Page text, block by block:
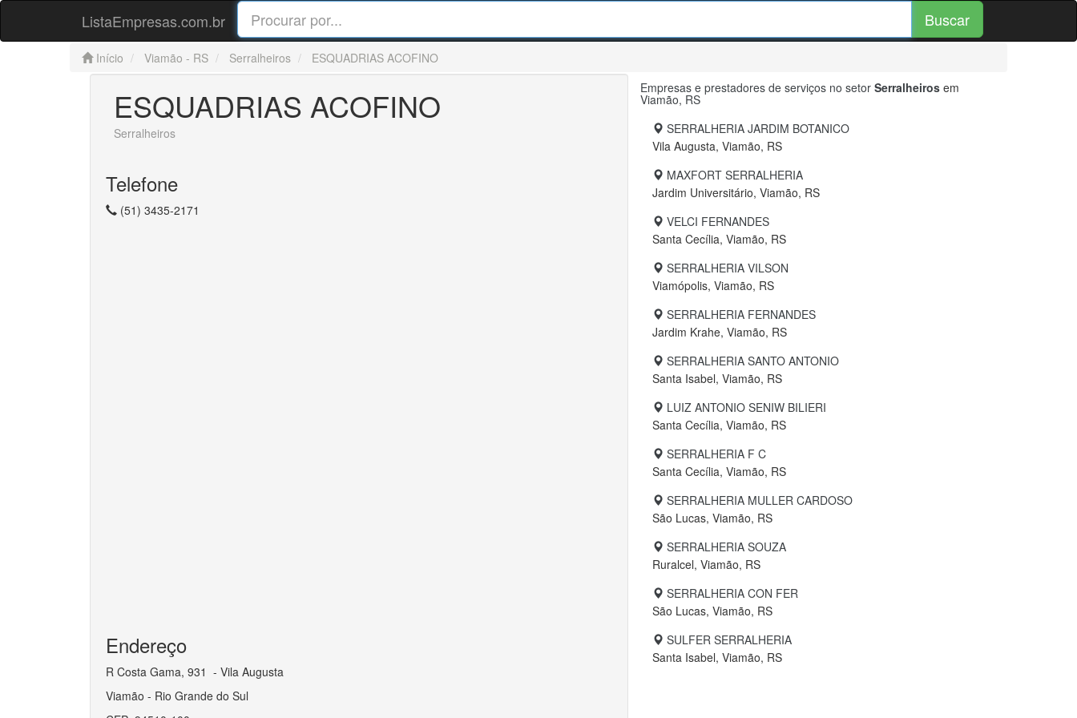
ListaEmpresas.com.br Buscar
Início Viamão - RS Serralheiros ESQUADRIAS ACOFINO
ESQUADRIAS ACOFINO
Serralheiros
Telefone
(51) 3435-2171
Endereço
R Costa Gama, 931 - Vila Augusta
Viamão - Rio Grande do Sul
Empresas e prestadores de serviços no setor Serralheiros em
Viamão, RS
SERRALHERIA JARDIM BOTANICO
Vila Augusta, Viamão, RS
MAXFORT SERRALHERIA
Jardim Universitário, Viamão, RS
VELCI FERNANDES
Santa Cecília, Viamão, RS
SERRALHERIA VILSON
Viamópolis, Viamão, RS
SERRALHERIA FERNANDES
Jardim Krahe, Viamão, RS
SERRALHERIA SANTO ANTONIO
Santa Isabel, Viamão, RS
LUIZ ANTONIO SENIW BILIERI
Santa Cecília, Viamão, RS
SERRALHERIA F C
Santa Cecília, Viamão, RS
SERRALHERIA MULLER CARDOSO
São Lucas, Viamão, RS
SERRALHERIA SOUZA
Ruralcel, Viamão, RS
SERRALHERIA CON FER
São Lucas, Viamão, RS
SULFER SERRALHERIA
Santa Isabel, Viamão, RS